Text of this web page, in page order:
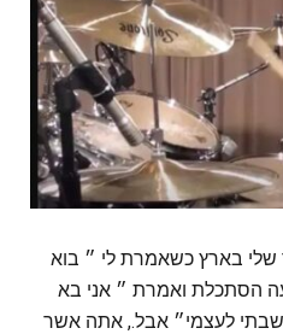
שלי בארץ כשאמרת לי ״ בוא
הסתכלת ואמרת ״ אני בא
לעצמי״ אבל., אתה אשר